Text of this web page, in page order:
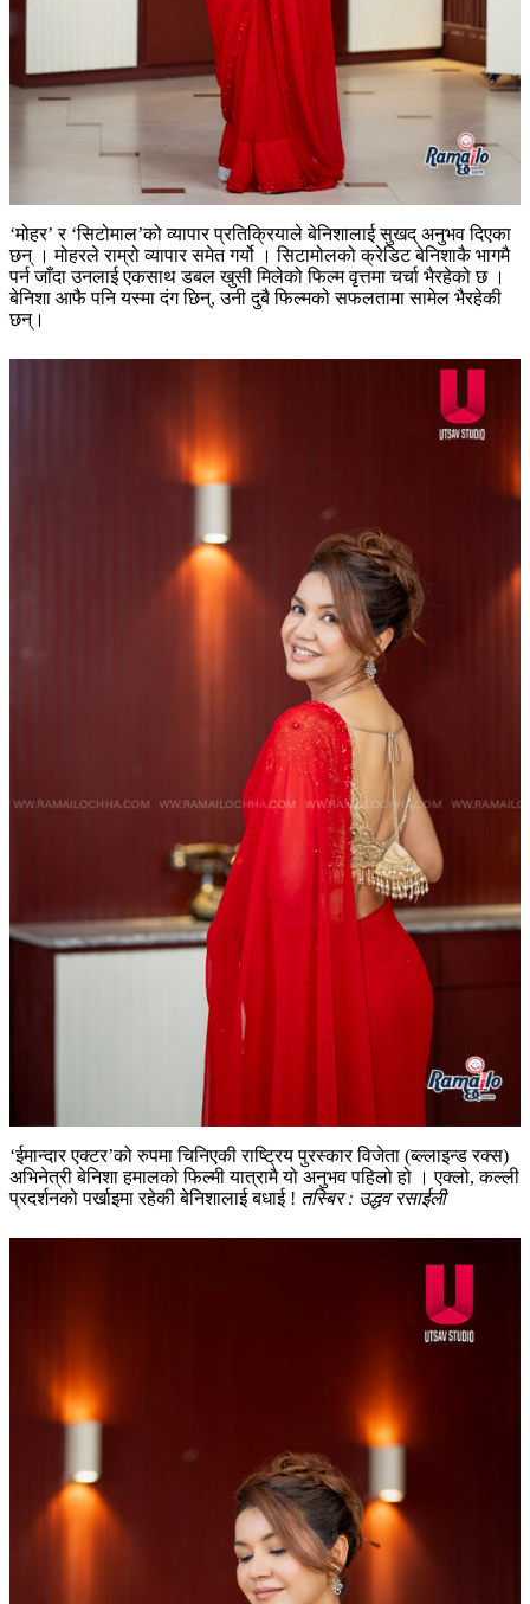
‘मोहर’ र ‘सिटोमाल’को व्यापार प्रतिक्रियाले बेनिशालाई सुखद् अनुभव दिएका
छन् । मोहरले राम्रो व्यापार समेत गर्यो । सिटामोलको क्रेडिट बेनिशाकै भागमै
पर्न जाँदा उनलाई एकसाथ डबल खुसी मिलेको फिल्म वृत्तमा चर्चा भैरहेको छ ।
बेनिशा आफै पनि यस्मा दंग छिन्, उनी दुबै फिल्मको सफलतामा सामेल भैरहेकी
छन्।
‘ईमान्दार एक्टर’को रुपमा चिनिएकी राष्ट्रिय पुरस्कार विजेता (ब्ल्लाइन्ड रक्स)
अभिनेत्री बेनिशा हमालको फिल्मी यात्रामै यो अनुभव पहिलो हो । एक्लो, कल्ली
प्रदर्शनको पर्खाइमा रहेकी बेनिशालाई बधाई ! तस्बिर : उद्धव रसाईली